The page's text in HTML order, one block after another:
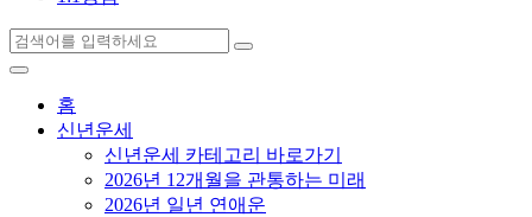
홈
신년운세
신년운세 카테고리 바로가기
2026년 12개월을 관통하는 미래
2026년 일년 연애운